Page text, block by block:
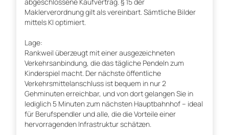
abgeschlossene Kaufvertrag. § 15 der
Maklerverordnung gilt als vereinbart. Sämtliche Bilder
mittels KI optimiert.
Lage:
Rankweil überzeugt mit einer ausgezeichneten
Verkehrsanbindung, die das tägliche Pendeln zum
Kinderspiel macht. Der nächste öffentliche
Verkehrsmittelanschluss ist bequem in nur 2
Gehminuten erreichbar, und von dort gelangen Sie in
lediglich 5 Minuten zum nächsten Hauptbahnhof – ideal
für Berufspendler und alle, die die Vorteile einer
hervorragenden Infrastruktur schätzen.